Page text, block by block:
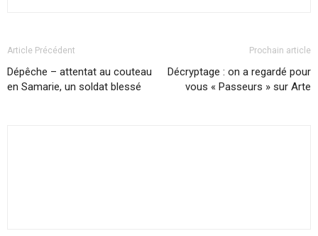
Article Précédent
Dépêche – attentat au couteau
en Samarie, un soldat blessé
Prochain article
Décryptage : on a regardé pour
vous « Passeurs » sur Arte